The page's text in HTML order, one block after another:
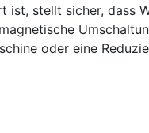
stellt sicher, dass
oder eine